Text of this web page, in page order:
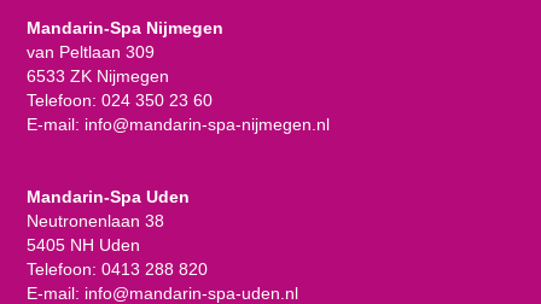
Mandarin-Spa Nijmegen
van Peltlaan 309
6533 ZK Nijmegen
Telefoon: 024 350 23 60
E-mail: info@mandarin-spa-nijmegen.nl
Mandarin-Spa Uden
Neutronenlaan 38
5405 NH Uden
Telefoon: 0413 288 820
E-mail: info@mandarin-spa-uden.nl